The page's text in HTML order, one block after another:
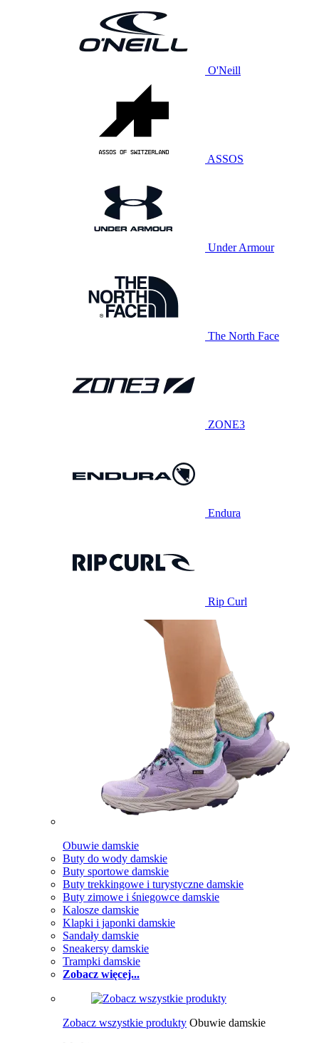
O'Neill
ASSOS
Under Armour
The North Face
ZONE3
Endura
Rip Curl
Obuwie damskie
Buty do wody damskie
Buty sportowe damskie
Buty trekkingowe i turystyczne damskie
Buty zimowe i śniegowce damskie
Kalosze damskie
Klapki i japonki damskie
Sandały damskie
Sneakersy damskie
Trampki damskie
Zobacz więcej...
Zobacz wszystkie produkty Obuwie damskie